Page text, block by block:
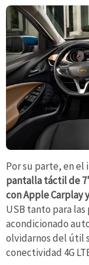
Por su parte, en el
pantalla táctil de
con Apple Carplay
USB tanto para
acondicionado
olvidarnos del útil
conectividad 4G